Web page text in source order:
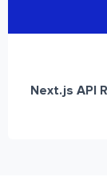
Next.js API